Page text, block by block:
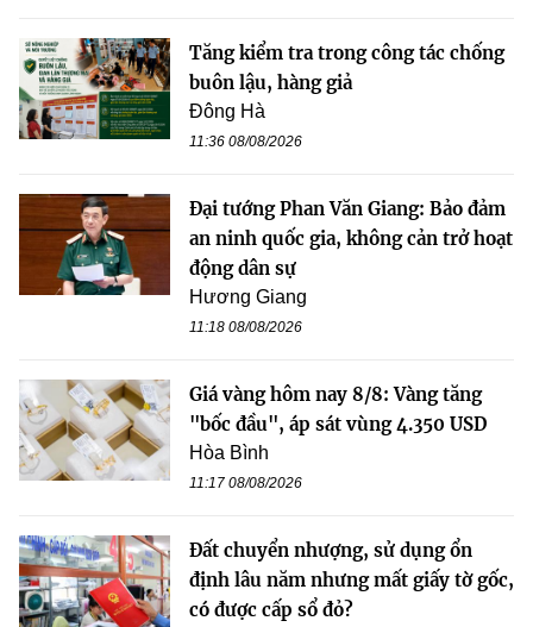
Tăng kiểm tra trong công tác chống
buôn lậu, hàng giả
Đông Hà
11:36 08/08/2026
Đại tướng Phan Văn Giang: Bảo đảm
an ninh quốc gia, không cản trở hoạt
động dân sự
Hương Giang
11:18 08/08/2026
Giá vàng hôm nay 8/8: Vàng tăng
"bốc đầu", áp sát vùng 4.350 USD
Hòa Bình
11:17 08/08/2026
Đất chuyển nhượng, sử dụng ổn
định lâu năm nhưng mất giấy tờ gốc,
có được cấp sổ đỏ?